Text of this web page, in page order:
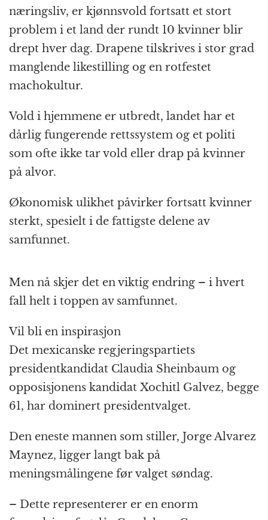
næringsliv, er kjønnsvold fortsatt et stort
problem i et land der rundt 10 kvinner blir
drept hver dag. Drapene tilskrives i stor grad
manglende likestilling og en rotfestet
machokultur.
Vold i hjemmene er utbredt, landet har et
dårlig fungerende rettssystem og et politi
som ofte ikke tar vold eller drap på kvinner
på alvor.
Økonomisk ulikhet påvirker fortsatt kvinner
sterkt, spesielt i de fattigste delene av
samfunnet.
Men nå skjer det en viktig endring – i hvert
fall helt i toppen av samfunnet.
Vil bli en inspirasjon
Det mexicanske regjeringspartiets
presidentkandidat Claudia Sheinbaum og
opposisjonens kandidat Xochitl Galvez, begge
61, har dominert presidentvalget.
Den eneste mannen som stiller, Jorge Alvarez
Maynez, ligger langt bak på
meningsmålingene før valget søndag.
– Dette representerer er en enorm